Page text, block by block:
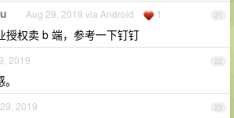
21
Aug 29, 2019 via Android 1
授权卖 b 端，参考一下钉钉
22
2019
23
2019